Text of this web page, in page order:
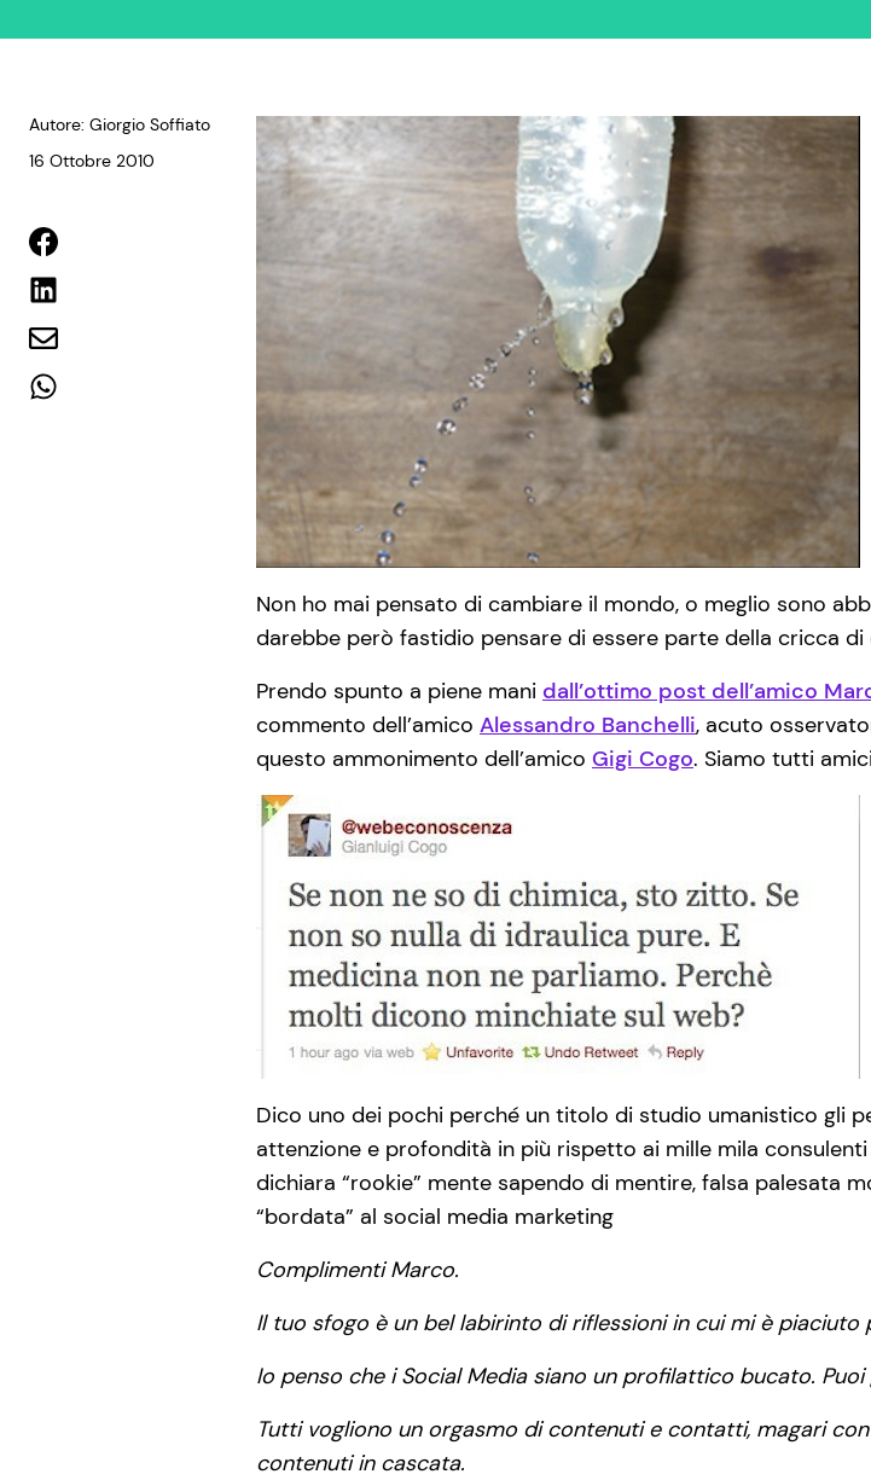
Autore: Giorgio Soffiato
16 Ottobre 2010
Non ho mai pensato di cambiare il mondo, o meglio sono
darebbe però fastidio pensare di essere parte della cricca
Prendo spunto a piene mani dall’ottimo post dell’amico
commento dell’amico Alessandro Banchelli, acuto
questo ammonimento dell’amico Gigi Cogo. Siamo tutti
Dico uno dei pochi perché un titolo di studio umanistico gli
attenzione e profondità in più rispetto ai mille mila consulenti
dichiara “rookie” mente sapendo di mentire, falsa palesata
“bordata” al social media marketing
Complimenti Marco.
Il tuo sfogo è un bel labirinto di riflessioni in cui mi è piaciuto
Io penso che i Social Media siano un profilattico bucato.
Tutti vogliono un orgasmo di contenuti e contatti, magari
contenuti in cascata.